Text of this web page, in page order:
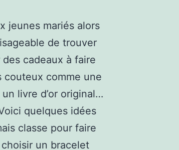
jeunes mariés alors
de trouver
cadeaux à faire
couteux comme une
livre d’or original…
quelques idées
classe pour faire
un bracelet